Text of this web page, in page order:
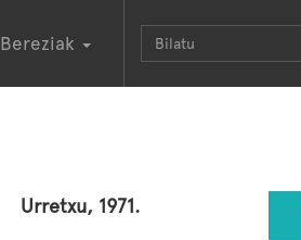
Bereziak
Urretxu, 1971.